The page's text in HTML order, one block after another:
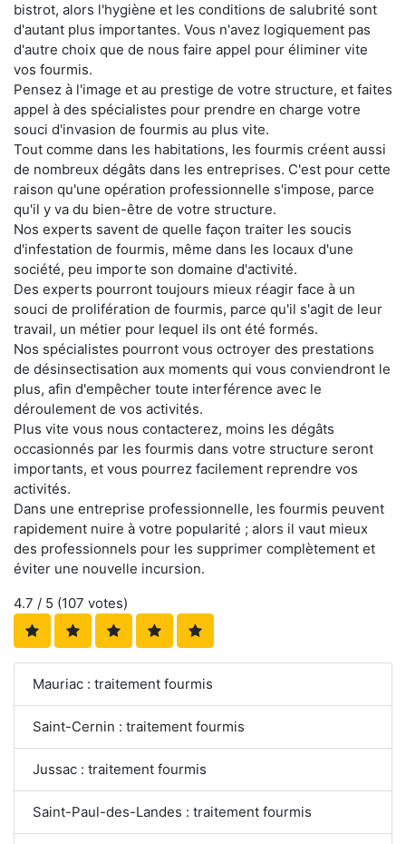
bistrot, alors l'hygiène et les conditions de salubrité sont
d'autant plus importantes. Vous n'avez logiquement pas
d'autre choix que de nous faire appel pour éliminer vite
vos fourmis.
Pensez à l'image et au prestige de votre structure, et faites
appel à des spécialistes pour prendre en charge votre
souci d'invasion de fourmis au plus vite.
Tout comme dans les habitations, les fourmis créent aussi
de nombreux dégâts dans les entreprises. C'est pour cette
raison qu'une opération professionnelle s'impose, parce
qu'il y va du bien-être de votre structure.
Nos experts savent de quelle façon traiter les soucis
d'infestation de fourmis, même dans les locaux d'une
société, peu importe son domaine d'activité.
Des experts pourront toujours mieux réagir face à un
souci de prolifération de fourmis, parce qu'il s'agit de leur
travail, un métier pour lequel ils ont été formés.
Nos spécialistes pourront vous octroyer des prestations
de désinsectisation aux moments qui vous conviendront le
plus, afin d'empêcher toute interférence avec le
déroulement de vos activités.
Plus vite vous nous contacterez, moins les dégâts
occasionnés par les fourmis dans votre structure seront
importants, et vous pourrez facilement reprendre vos
activités.
Dans une entreprise professionnelle, les fourmis peuvent
rapidement nuire à votre popularité ; alors il vaut mieux
des professionnels pour les supprimer complètement et
éviter une nouvelle incursion.
4.7 / 5 (107 votes)
Mauriac : traitement fourmis
Saint-Cernin : traitement fourmis
Jussac : traitement fourmis
Saint-Paul-des-Landes : traitement fourmis